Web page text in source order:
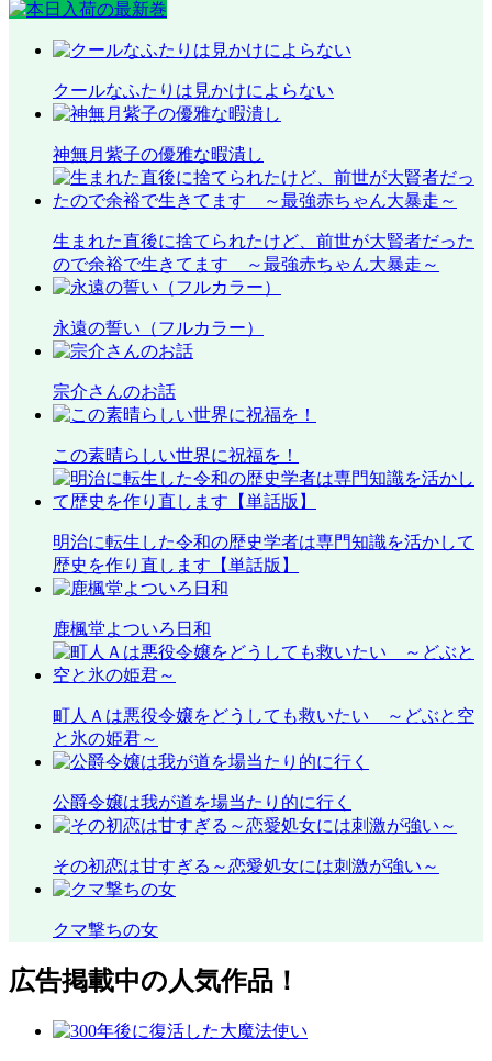
クールなふたりは見かけによらない
神無月紫子の優雅な暇潰し
生まれた直後に捨てられたけど、前世が大賢者だった
ので余裕で生きてます ～最強赤ちゃん大暴走～
永遠の誓い（フルカラー）
宗介さんのお話
この素晴らしい世界に祝福を！
明治に転生した令和の歴史学者は専門知識を活かして
歴史を作り直します【単話版】
鹿楓堂よついろ日和
町人Ａは悪役令嬢をどうしても救いたい ～どぶと空
と氷の姫君～
公爵令嬢は我が道を場当たり的に行く
その初恋は甘すぎる～恋愛処女には刺激が強い～
クマ撃ちの女
広告掲載中の人気作品！